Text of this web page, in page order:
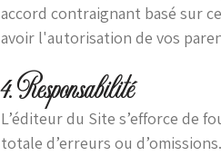
accord contraignant basé sur
avoir l'autorisation de vos
4. Responsabilité
L’éditeur du Site s’efforce de
totale d’erreurs ou d’omissions.